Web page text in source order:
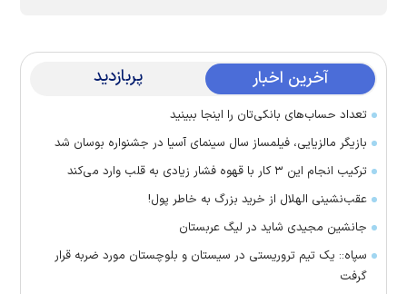
آخرین اخبار پربازدید
تعداد حساب‌های بانکی‌تان را اینجا ببینید
بازیگر مالزیایی، فیلمساز سال سینمای آسیا در جشنواره بوسان شد
ترکیب انجام این ۳ کار با قهوه فشار زیادی به قلب وارد می‌کند
عقب‌نشینی الهلال از خرید بزرگ به خاطر پول!
جانشین مجیدی شاید در لیگ عربستان
سپاه:: یک تیم تروریستی در سیستان و بلوچستان مورد ضربه قرار
گرفت